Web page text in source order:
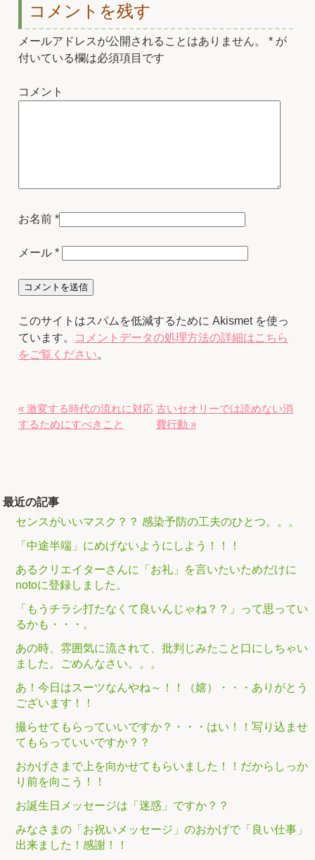
コメントを残す
メールアドレスが公開されることはありません。 * が
付いている欄は必須項目です
コメント
お名前 *
メール*
このサイトはスパムを低減するために Akismet を使っ
ています。
コメントデータの処理方法の詳細はこちら
をご覧ください。
« 激変する時代の流れに対応
するためにすべきこと
古いセオリーでは読めない消
費行動 »
最近の記事
センスがいいマスク？？ 感染予防の工夫のひとつ。。。
「中途半端」にめげないようにしよう！！！
あるクリエイターさんに「お礼」を言いたいためだけに
notoに登録しました。
「もうチラシ打たなくて良いんじゃね？？」って思ってい
るかも・・・。
あの時、雰囲気に流されて、批判じみたこと口にしちゃい
ました。ごめんなさい。。。
あ！今日はスーツなんやね～！！（嬉）・・・ありがとう
ございます！！
撮らせてもらっていいですか？・・・はい！！写り込ませ
てもらっていいですか？？
おかげさまで上を向かせてもらいました！！だからしっか
り前を向こう！！
お誕生日メッセージは「迷惑」ですか？？
みなさまの「お祝いメッセージ」のおかげで「良い仕事」
出来ました！感謝！！